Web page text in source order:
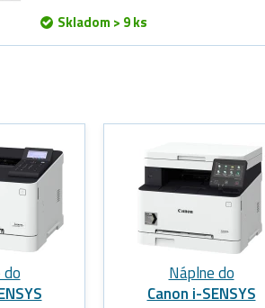
Skladom > 9 ks
Náplne do
Canon i-SENSYS